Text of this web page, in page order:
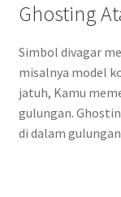
Ghosting
Simbol divagar
misalnya model
jatuh, Kamu
gulungan.
di dalam